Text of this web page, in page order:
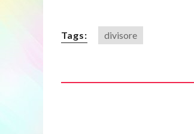
Tags: divisore